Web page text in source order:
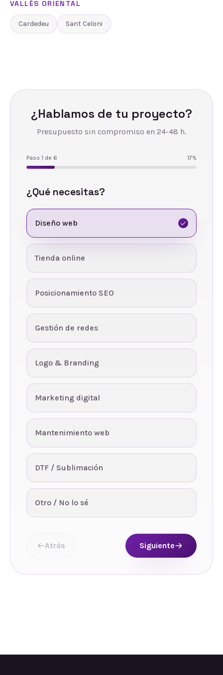
VALLÈS ORIENTAL
Cardedeu Sant Celoni
¿Hablamos de tu proyecto?
Presupuesto sin compromiso en 24-48 h.
Paso 1 de 6 17%
¿Qué necesitas?
Diseño web
Tienda online
Posicionamiento SEO
Gestión de redes
Logo & Branding
Marketing digital
Mantenimiento web
DTF / Sublimación
Otro / No lo sé
Atrás Siguiente